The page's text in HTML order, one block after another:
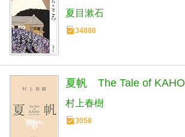
夏目漱石
34886
夏帆 The Tale of KAHO
村上春樹
3058